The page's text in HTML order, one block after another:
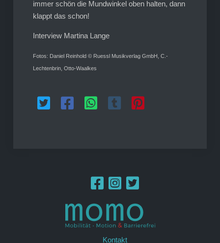
immer schön die Mundwinkel oben halten, dann
klappt das schon!
Interview Martina Lange
Fotos: Daniel Reinhold © Ruessl Musikverlag GmbH, C.-
Lechtenbrin, Otto-Waalkes
Kontakt